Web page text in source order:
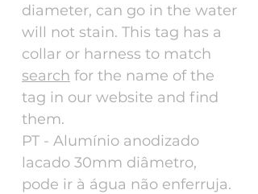
diameter, can go in the water
will not stain. This tag has a
collar or harness to match
search for the name of the
tag in our website and find
them.
PT - Alumínio anodizado
lacado 30mm diâmetro,
pode ir à água não enferruja.